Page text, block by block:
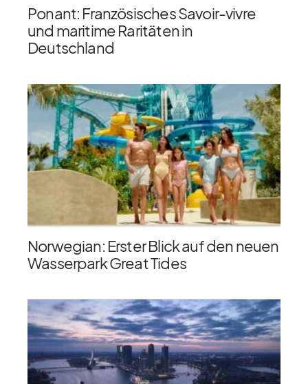
Ponant: Französisches Savoir-vivre
und maritime Raritäten in
Deutschland
Norwegian: Erster Blick auf den neuen
Wasserpark Great Tides